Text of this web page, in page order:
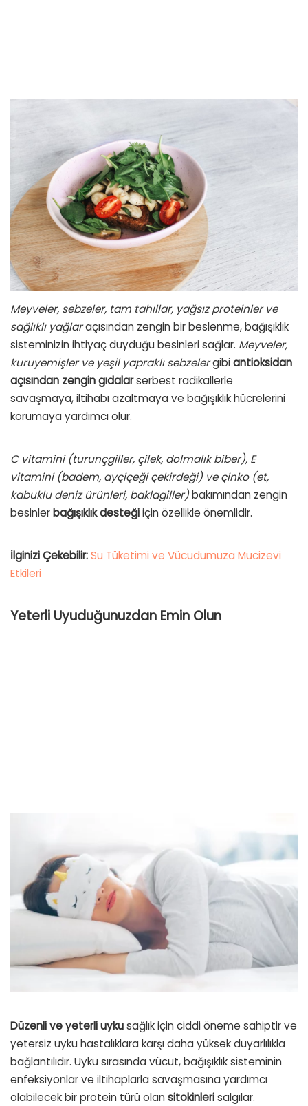
Meyveler, sebzeler, tam tahıllar, yağsız proteinler ve
sağlıklı yağlaraçısından zengin bir beslenme, bağışıklık
sisteminizin ihtiyaç duyduğu besinleri sağlar. Meyveler,
kuruyemişler ve yeşil yapraklı sebzelergibiantioksidan
açısından zengin gıdalarserbest radikallerle
savaşmaya, iltihabı azaltmaya ve bağışıklık hücrelerini
korumaya yardımcı olur.
C vitamini (turunçgiller, çilek, dolmalık biber), E
vitamini (badem, ayçiçeği çekirdeği) ve çinko (et,
kabuklu deniz ürünleri, baklagiller)bakımından zengin
besinlerbağışıklık desteğiiçin özellikle önemlidir.
İlginizi Çekebilir:Su Tüketimi ve Vücudumuza Mucizevi
Etkileri
Yeterli Uyuduğunuzdan Emin Olun
Düzenli ve yeterli uykusağlık için ciddi öneme sahiptir ve
yetersiz uyku hastalıklara karşı daha yüksek duyarlılıkla
bağlantılıdır. Uyku sırasında vücut, bağışıklık sisteminin
enfeksiyonlar ve iltihaplarla savaşmasına yardımcı
olabilecek bir protein türü olan sitokinlerisalgılar.